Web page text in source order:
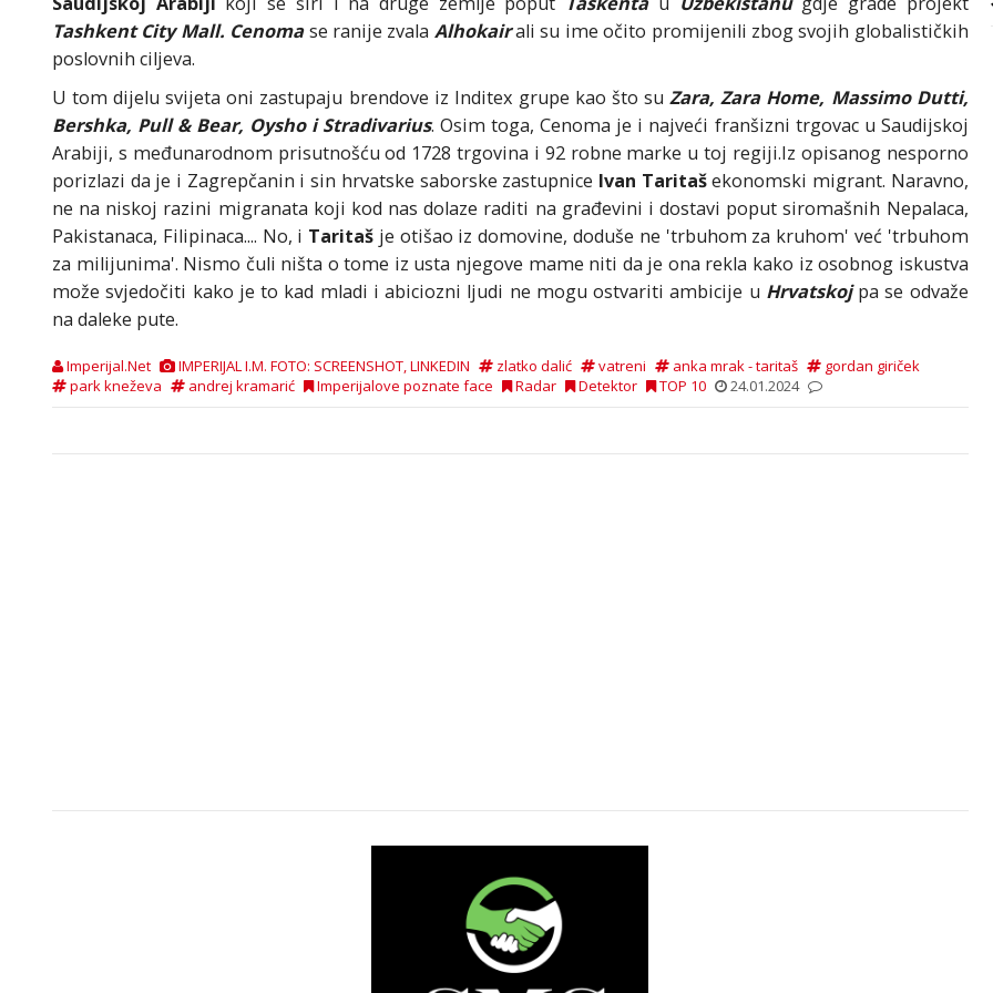
Tashkent City Mall. Cenomase ranije zvala Alhokairali su ime očito promijenili zbog svojih globalističkih
poslovnih ciljeva.
U tom dijelu svijeta oni zastupaju brendove iz Inditex grupe kao što suZara, Zara Home, Massimo Dutti,
Bershka, Pull & Bear, Oysho i Stradivarius. Osim toga, Cenoma je i najveći franšizni trgovac u Saudijskoj
Arabiji, s međunarodnom prisutnošću od 1728 trgovina i 92 robne marke u toj regiji.Iz opisanog nesporno
porizlazi da je i Zagrepčanin i sin hrvatske saborske zastupnice Ivan Taritašekonomski migrant. Naravno,
ne na niskoj razini migranata koji kod nas dolaze raditi na građevini i dostavi poput siromašnih Nepalaca,
Pakistanaca, Filipinaca.... No, i Taritaš je otišao iz domovine, doduše ne 'trbuhom za kruhom' već 'trbuhom
za milijunima'. Nismo čuli ništa o tome iz usta njegove mame niti da je ona rekla kako iz osobnog iskustva
može svjedočiti kako je to kad mladi i abiciozni ljudi ne mogu ostvariti ambicije u Hrvatskojpa se odvaže
na daleke pute.
Imperijal.Net IMPERIJAL I.M. FOTO: SCREENSHOT, LINKEDIN zlatko dalić vatreni anka mrak - taritaš
gordan giriček
park kneževa
andrej kramarić Imperijalove poznate face Radar Detektor TOP 10 24.01.2024